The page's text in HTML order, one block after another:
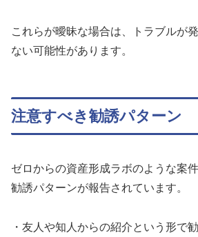
これらが曖昧な場合は、トラブルが
ない可能性があります。
注意すべき勧誘パターン
ゼロからの資産形成ラボのような案
勧誘パターンが報告されています。
・友人や知人からの紹介という形で